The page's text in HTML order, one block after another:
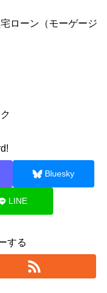
ローン（モーゲージ
Bluesky
LINE
する